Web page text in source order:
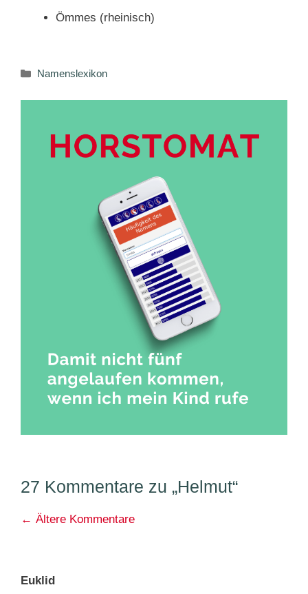
Ömmes (rheinisch)
Kategorien
Namenslexikon
27 Kommentare zu „Helmut“
Kommentarnavigation
← Ältere Kommentare
Euklid